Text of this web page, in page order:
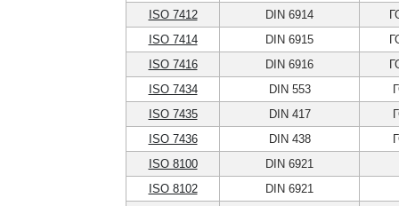
ISO 7412
DIN 6914
ISO 7414
DIN 6915
ISO 7416
DIN 6916
ISO 7434
DIN 553
ISO 7435
DIN 417
ISO 7436
DIN 438
ISO 8100
DIN 6921
ISO 8102
DIN 6921